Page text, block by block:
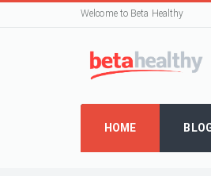
Welcome to Beta Healthy
HOME